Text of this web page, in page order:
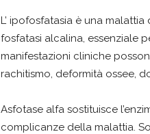
L’ ipofosfatasia è una
fosfatasi alcalina, essenziale
manifestazioni cliniche
rachitismo, deformità ossee,
Asfotase alfa sostituisce
complicanze della malattia.